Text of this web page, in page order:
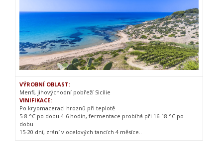
VÝROBNÍ OBLAST:
Menfi, jihovýchodní pobřeží Sicílie
VINIFIKACE:
Po kryomaceraci hroznů při teplotě
5-8 °C po dobu 4-6 hodin, fermentace probíhá při 16-18 °C po
dobu
15-20 dní, zrání v ocelových tancích 4 měsíce..